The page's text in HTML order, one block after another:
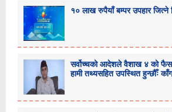
१० लाख रुपैयाँ बम्पर उपहार जित्ने
सर्वोच्चको आदेशले वैशाख ४ को
हामी तथ्यसहित उपस्थित हुन्छौँः